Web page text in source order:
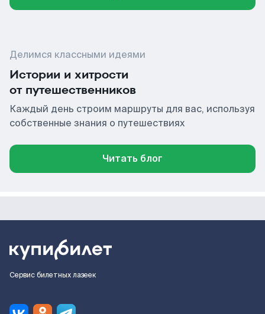
Делимся классными идеями
Истории и хитрости
от путешественников
Каждый день строим маршруты для вас, используя
собственные знания о путешествиях
Читать блог
Сервис билетных лазеек